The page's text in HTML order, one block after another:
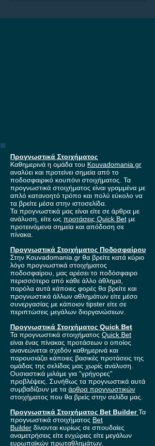
Europa League, με
Προγνωστικά Στοιχήματος
Καθημερινά η ομάδα του Kouvadomania.gr
αναλύει και προτείνει σημεία από το
ποδοσφαιρικό κουπόνι στοιχήματος. Τα
προγνωστικά στοιχήματος είναι γραμμένα με
απλό κατανοητό τρόπο και πολύ εύκολο να
τα βρείτε μέσα στην ιστοσελίδα.
Τα προγνωστικά μας είναι είτε σε άρθρα με
ανάλυση, είτε ως προτάσεις Quick Bet με
προτεινόμενα σημεία και απόδοση σε
πίνακα.
Προγνωστικά Στοιχήματος Ποδοσφαίρου
Στην Kouvadomania.gr θα βρείτε κατά κύριο
λόγο προγνωστικά στοιχήματος
ποδοσφαίρου, μας αρέσει το ποδόσφαιρο
περισσότερο από κάθε άλλο άθλημα,
παρόλα αυτά κάποιες φορές θα βρείτε και
προγνωστικά άλλων αθλημάτων είτε μέσο
συνεργασίας με κάποιον tipster είτε σε
περιπτώσεις μεγάλων διοργανώσεων.
Προγνωστικά Στοιχήματος Quick Bet
Τα προγνωστικά στοιχήματος Quick Bet
είναι ένας πίνακας προτάσεων ο οποίος
ανανεώνεται σχεδόν καθημερινά και
παρουσιάζει κάποιες βασικές προτάσεις της
ομάδας της σελίδας μας χωρίς ανάλυση.
Ουσιαστικά μιλάμε για "γρήγορες"
προβλέψεις. Συνήθως τα προγνωστικά αυτά
συμβαδίζουν με τα άρθρα προγνωστικών
στοιχήματος που θα βρείς στην σελίδα μας.
Προγνωστικά Στοιχήματος Bet BuilderΤα
προγνωστικά στοιχήματος Bet
Builder δίνονται κυρίως σε σπουδαίες
αναμετρήσεις είτε ενχώριες είτε μεγάλων
ευρωπαϊκών πρωταθλημάτων.